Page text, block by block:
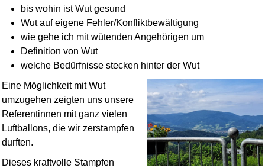
bis wohin ist Wut gesund
Wut auf eigene Fehler/Konflikt­bewältigung
wie gehe ich mit wütenden Angehörigen um
Definition von Wut
welche Bedürfnisse stecken hinter der Wut
Eine Möglichkeit mit Wut
umzugehen zeigten uns unsere
Referentinnen mit ganz vielen
Luftballons, die wir zerstampfen
durften.
Dieses kraftvolle Stampfen